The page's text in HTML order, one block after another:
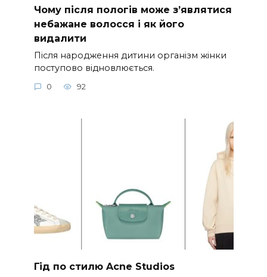
Чому після пологів може з’являтися
небажане волосся і як його
видалити
Після народження дитини організм жінки
поступово відновлюється.
0 92
Гід по стилю Acne Studios